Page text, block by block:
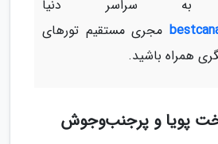
سراسر دنیا
مجری مستقیم تورهای
همراه باشید.
پویا و پرجنب‌وجوش